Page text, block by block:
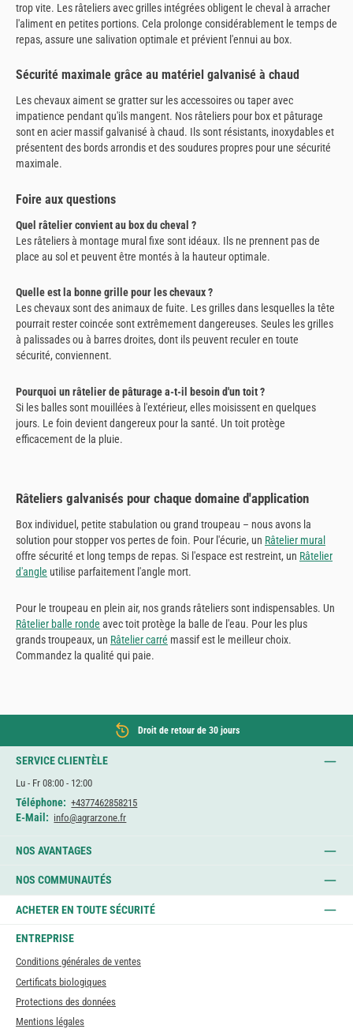
trop vite. Les râteliers avec grilles intégrées obligent le cheval à arracher
l'aliment en petites portions. Cela prolonge considérablement le temps de
repas, assure une salivation optimale et prévient l'ennui au box.
Sécurité maximale grâce au matériel galvanisé à chaud
Les chevaux aiment se gratter sur les accessoires ou taper avec
impatience pendant qu'ils mangent. Nos râteliers pour box et pâturage
sont en acier massif galvanisé à chaud. Ils sont résistants, inoxydables et
présentent des bords arrondis et des soudures propres pour une sécurité
maximale.
Foire aux questions
Quel râtelier convient au box du cheval ?
Les râteliers à montage mural fixe sont idéaux. Ils ne prennent pas de
place au sol et peuvent être montés à la hauteur optimale.
Quelle est la bonne grille pour les chevaux ?
Les chevaux sont des animaux de fuite. Les grilles dans lesquelles la tête
pourrait rester coincée sont extrêmement dangereuses. Seules les grilles
à palissades ou à barres droites, dont ils peuvent reculer en toute
sécurité, conviennent.
Pourquoi un râtelier de pâturage a-t-il besoin d'un toit ?
Si les balles sont mouillées à l'extérieur, elles moisissent en quelques
jours. Le foin devient dangereux pour la santé. Un toit protège
efficacement de la pluie.
Râteliers galvanisés pour chaque domaine d'application
Box individuel, petite stabulation ou grand troupeau – nous avons la
solution pour stopper vos pertes de foin. Pour l'écurie, un Râtelier mural
offre sécurité et long temps de repas. Si l'espace est restreint, un Râtelier
d'angle utilise parfaitement l'angle mort.
Pour le troupeau en plein air, nos grands râteliers sont indispensables. Un
Râtelier balle ronde avec toit protège la balle de l'eau. Pour les plus
grands troupeaux, un Râtelier carré massif est le meilleur choix.
Commandez la qualité qui paie.
Droit de retour de 30 jours
SERVICE CLIENTÈLE
Lu - Fr 08:00 - 12:00
Téléphone: +4377462858215
E-Mail: info@agrarzone.fr
NOS AVANTAGES
NOS COMMUNAUTÉS
ACHETER EN TOUTE SÉCURITÉ
ENTREPRISE
Conditions générales de ventes
Certificats biologiques
Protections des données
Mentions légales